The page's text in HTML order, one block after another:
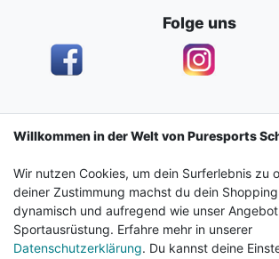
Folge uns
Impressum Daten­schutz­erklärung
Barrierefreiheitserklärung
Vertrag widerrufen
Willkommen in der Welt von Puresports
Wir nutzen Cookies, um dein Surferlebnis zu
deiner Zustimmung machst du dein
dynamisch und aufregend wie unser
Sportausrüstung. Erfahre mehr in unserer
Datenschutzerklärung. Du kannst deine